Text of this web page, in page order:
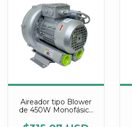
Aireador tipo Blower
de 450W Monofásico